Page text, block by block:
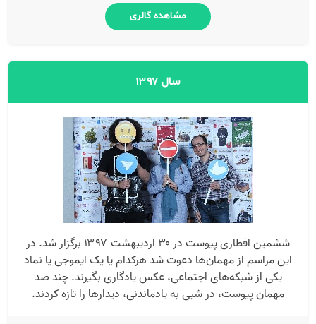
مشاهده گالری
سال ۱۳۹۷
ششمین افطاری پیوست در ۳۰ اردیبهشت ۱۳۹۷ برگزار شد. در
این مراسم از مهمان‌ها دعوت شد هرکدام یا یک ایموجی یا نماد
یکی از شبکه‌های اجتماعی، عکس یادگاری بگیرند. چند صد
مهمان پیوست، در شبی به یادماندنی، دیدارها را تازه کردند.